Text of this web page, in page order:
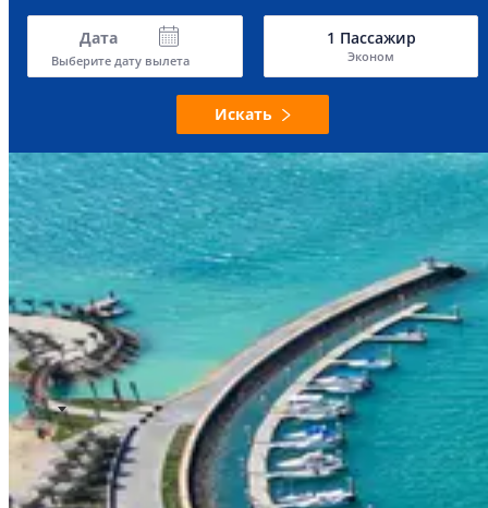
Дата
Выберите дату вылета
1 Пассажир
Эконом
Искать